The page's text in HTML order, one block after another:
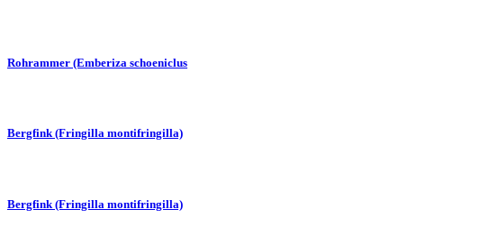
Rohrammer (Emberiza schoeniclus
Bergfink (Fringilla montifringilla)
Bergfink (Fringilla montifringilla)